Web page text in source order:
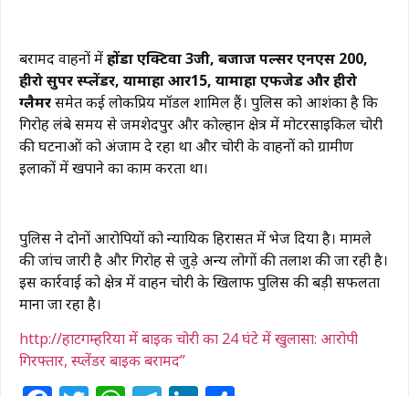
बरामद वाहनों मेंहोंडा एक्टिवा 3जी, बजाज पल्सर एनएस 200,
हीरो सुपर स्प्लेंडर, यामाहा आर15, यामाहा एफजेड और हीरो
ग्लैमरसमेत कई लोकप्रिय मॉडल शामिल हैं। पुलिस को आशंका है कि
गिरोह लंबे समय से जमशेदपुर और कोल्हान क्षेत्र में मोटरसाइकिल चोरी
की घटनाओं को अंजाम दे रहा था और चोरी के वाहनों को ग्रामीण
इलाकों में खपाने का काम करता था।
पुलिस ने दोनों आरोपियों को न्यायिक हिरासत में भेज दिया है। मामले
की जांच जारी है और गिरोह से जुड़े अन्य लोगों की तलाश की जा रही है।
इस कार्रवाई को क्षेत्र में वाहन चोरी के खिलाफ पुलिस की बड़ी सफलता
माना जा रहा है।
http://हाटगम्हरिया में बाइक चोरी का 24 घंटे में खुलासा: आरोपी
गिरफ्तार, स्प्लेंडर बाइक बरामद”